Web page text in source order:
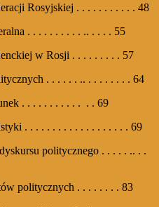
Rosyjskiej . . . . . . . . . . . 48
. . . . . . . . . . .. . . . . 55
w Rosji . . . . . . . . . 57
. . . . . . .. . . . . . . . . 64
. . . . . . . . . . . . . 69
. . . . . . . . . . . . . . . . . . . 69
politycznego . . . . . .. . .
politycznych . . . . . . . . 83